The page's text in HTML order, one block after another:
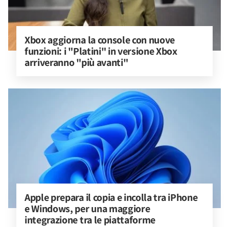
Xbox aggiorna la console con nuove
funzioni: i "Platini" in versione Xbox
arriveranno "più avanti"
Apple prepara il copia e incolla tra iPhone
e Windows, per una maggiore
integrazione tra le piattaforme